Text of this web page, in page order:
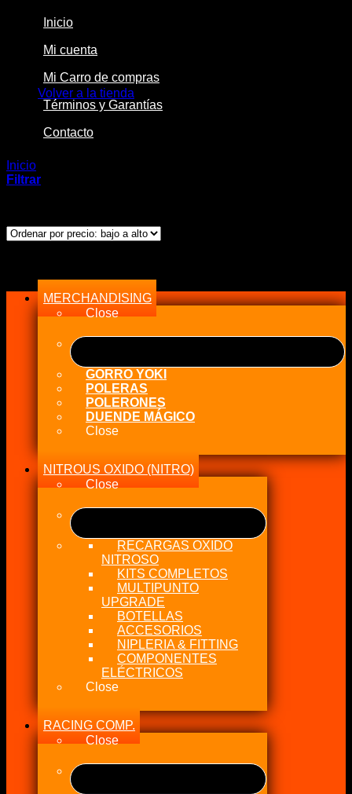
Volver a la tienda
Inicio
Mi cuenta
Mi Carro de compras
Términos y Garantías
Contacto
Inicio
Filtrar
MERCHANDISING
Close
GORRO YOKI
POLERAS
POLERONES
DUENDE MÁGICO
Close
NITROUS OXIDO (NITRO)
Close
RECARGAS OXIDO
NITROSO
KITS COMPLETOS
MULTIPUNTO
UPGRADE
BOTELLAS
ACCESORIOS
NIPLERIA & FITTING
COMPONENTES
ELÉCTRICOS
Close
RACING COMP.
Close